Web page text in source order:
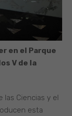
en el Parque
V de la
las Ciencias y el
esta